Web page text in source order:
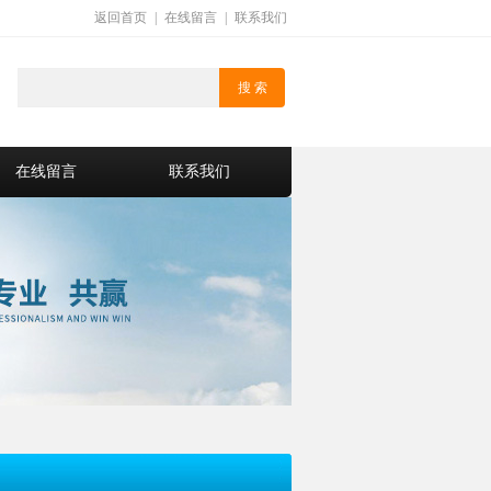
返回首页 在线留言 联系我们
在线留言 联系我们